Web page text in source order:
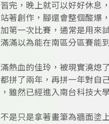
完，晚上就可以好好休息
著創作，腳還會整個酸爆
第一次比賽，通常是用來
滿以為能在南區分區賽能
熱血的佳玲，被現實澆熄
拼了兩年，再拼一年對自
雖然已經進入南台科技大
是只是拿著畫筆為牆面塗